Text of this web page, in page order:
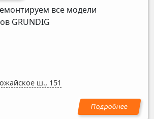
все модели
GRUNDIG
ш., 151